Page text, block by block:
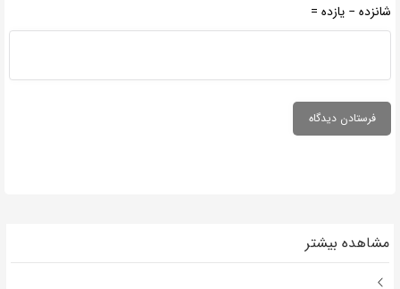
شانزده − یازده =
مشاهده بیشتر